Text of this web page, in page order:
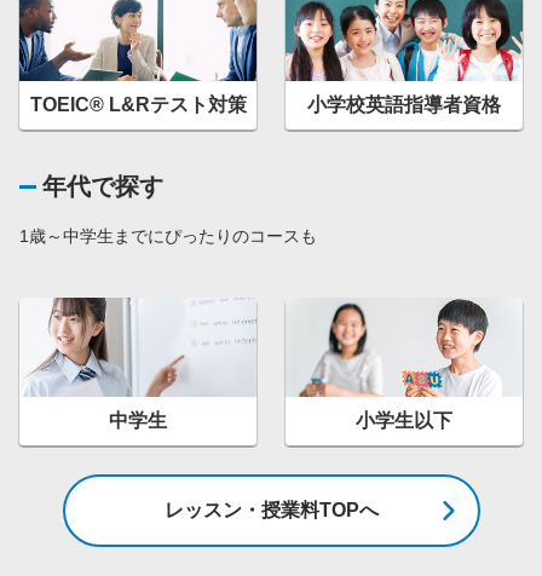
TOEIC® L&Rテスト対策 小学校英語指導者資格
年代で探す
1歳～中学生までにぴったりのコースも
中学生 小学生以下
レッスン・授業料TOPへ